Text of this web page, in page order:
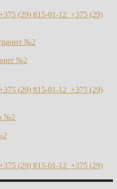
+375 (29) 815-01-12 +375 (29)
№2
+375 (29) 815-01-12 +375 (29)
+375 (29) 815-01-12 +375 (29)